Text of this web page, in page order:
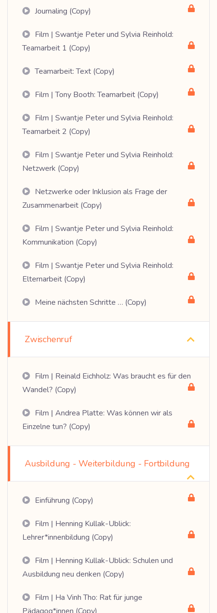
Journaling (Copy)
Film | Swantje Peter und Sylvia Reinhold:
Teamarbeit 1 (Copy)
Teamarbeit: Text (Copy)
Film | Tony Booth: Teamarbeit (Copy)
Film | Swantje Peter und Sylvia Reinhold:
Teamarbeit 2 (Copy)
Film | Swantje Peter und Sylvia Reinhold:
Netzwerk (Copy)
Netzwerke oder Inklusion als Frage der
Zusammenarbeit (Copy)
Film | Swantje Peter und Sylvia Reinhold:
Kommunikation (Copy)
Film | Swantje Peter und Sylvia Reinhold:
Elternarbeit (Copy)
Meine nächsten Schritte … (Copy)
Zwischenruf
Film | Reinald Eichholz: Was braucht es für den
Wandel? (Copy)
Film | Andrea Platte: Was können wir als
Einzelne tun? (Copy)
Ausbildung - Weiterbildung - Fortbildung
Einführung (Copy)
Film | Henning Kullak-Ublick:
Lehrer*innenbildung (Copy)
Film | Henning Kullak-Ublick: Schulen und
Ausbildung neu denken (Copy)
Film | Ha Vinh Tho: Rat für junge